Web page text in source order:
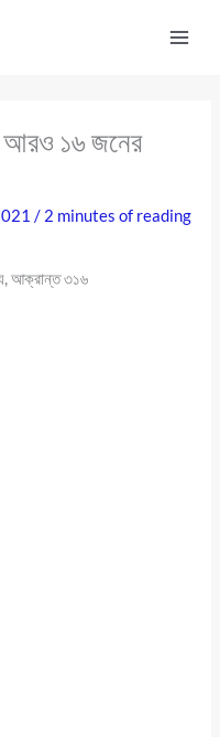
আরও ১৬ জনের
/ 2 minutes of reading
আক্রান্ত ৩১৬